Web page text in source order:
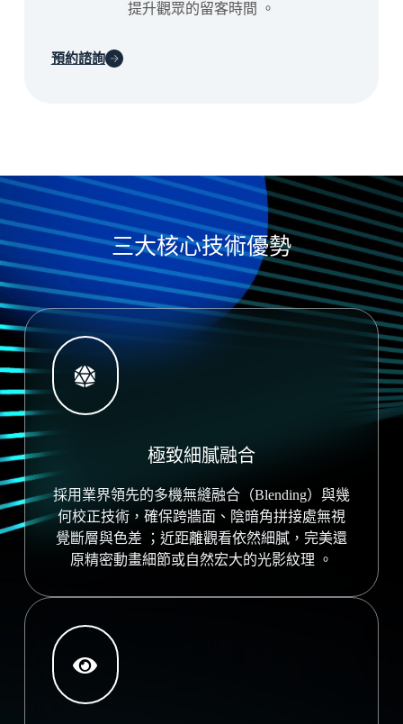
提升觀眾的留客時間
。
預約諮詢
三大核心技術優勢
極致細膩融合
採用業界領先的多機無縫融合（Blending）與幾
何校正技術，確保跨牆面、陰暗角拼接處無視
覺斷層與色差
；近距離觀看依然細膩，完美還
原精密動畫細節或自然宏大的光影紋理 。